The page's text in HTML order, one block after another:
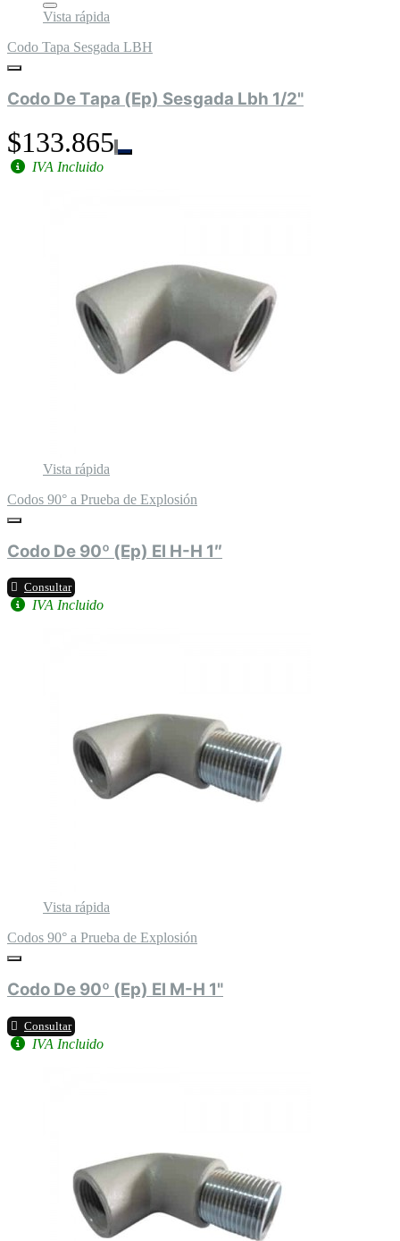
Vista rápida
Codo Tapa Sesgada LBH
Codo De Tapa (Ep) Sesgada Lbh 1/2"
$133.865
IVA Incluido
Vista rápida
Codos 90° a Prueba de Explosión
Codo De 90º (Ep) El H-H 1″
Consultar
IVA Incluido
Vista rápida
Codos 90° a Prueba de Explosión
Codo De 90º (Ep) El M-H 1"
Consultar
IVA Incluido